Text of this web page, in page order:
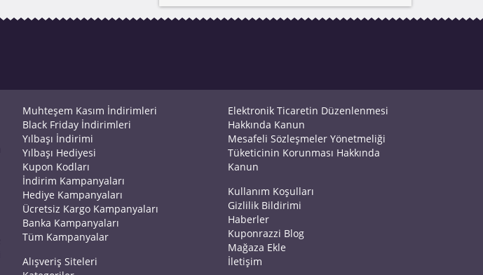
Muhteşem Kasım İndirimleri
Black Friday İndirimleri
Yılbaşı İndirimi
Yılbaşı Hediyesi
Kupon Kodları
İndirim Kampanyaları
Hediye Kampanyaları
Ücretsiz Kargo Kampanyaları
Banka Kampanyaları
Tüm Kampanyalar
Alışveriş Siteleri
Elektronik Ticaretin Düzenlenmesi
Hakkında Kanun
Mesafeli Sözleşmeler Yönetmeliği
Tüketicinin Korunması Hakkında
Kanun
Kullanım Koşulları
Gizlilik Bildirimi
Haberler
Kuponrazzi Blog
Mağaza Ekle
İletişim